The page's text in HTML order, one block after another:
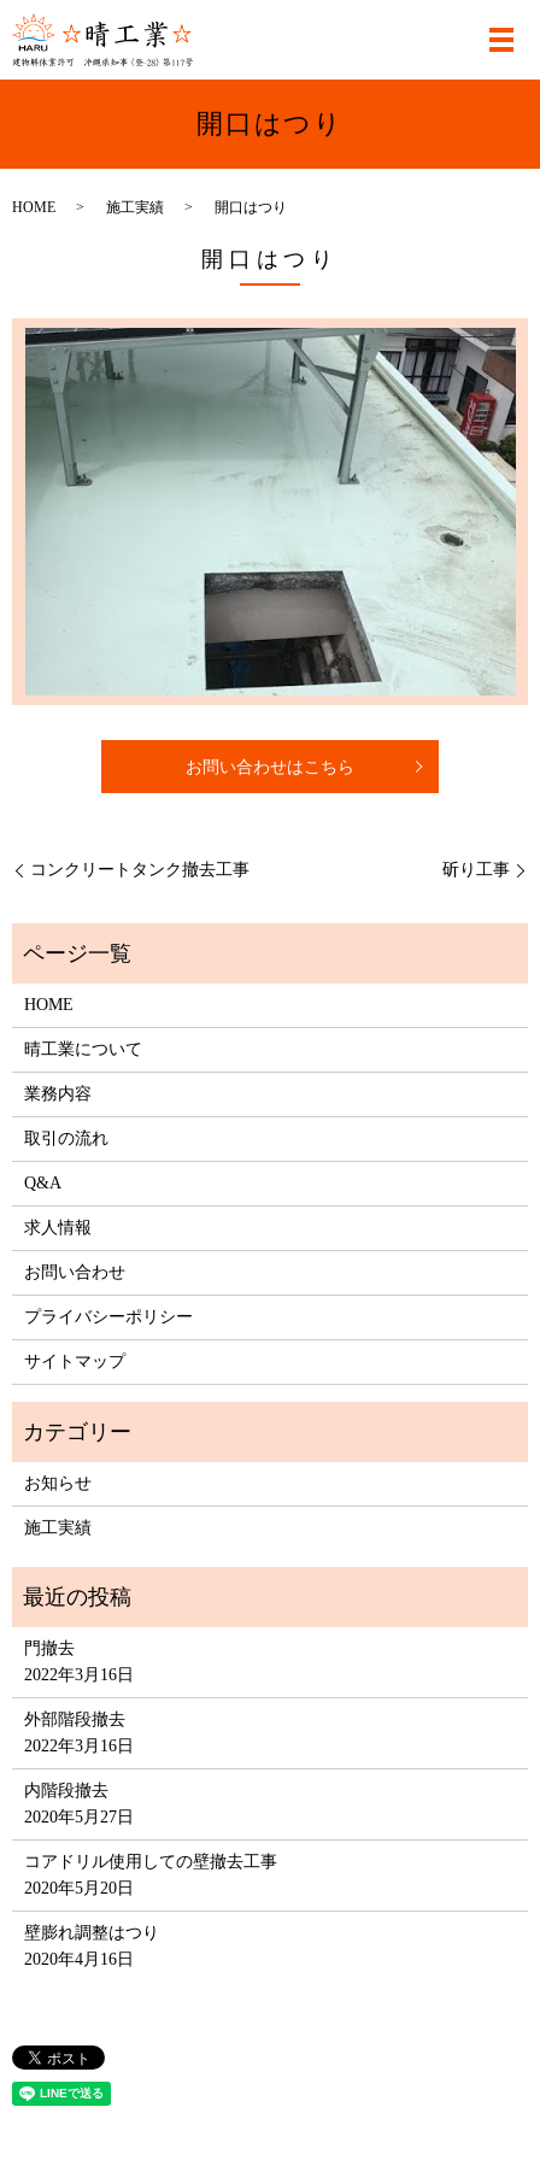
開口はつり
HOME 施工実績 開口はつり
開口はつり
お問い合わせはこちら
コンクリートタンク撤去工事 斫り工事
HOME
晴工業について
業務内容
取引の流れ
Q&A
求人情報
お問い合わせ
プライバシーポリシー
サイトマップ
お知らせ
施工実績
門撤去
2022年3月16日
外部階段撤去
2022年3月16日
内階段撤去
2020年5月27日
コアドリル使用しての壁撤去工事
2020年5月20日
壁膨れ調整はつり
2020年4月16日